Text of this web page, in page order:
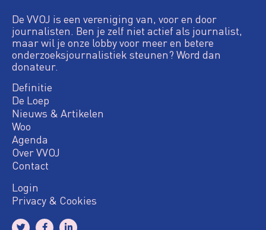
De VVOJ is een vereniging van, voor en door
journalisten. Ben je zelf niet actief als journalist,
maar wil je onze lobby voor meer en betere
onderzoeksjournalistiek steunen? Word dan
donateur.
Definitie
De Loep
Nieuws & Artikelen
Woo
Agenda
Over VVOJ
Contact
Login
Privacy & Cookies